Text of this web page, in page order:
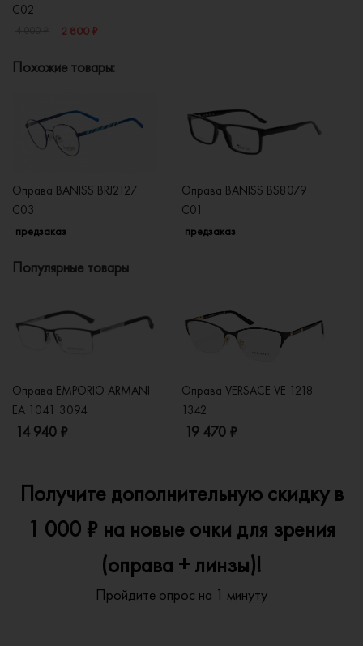
C02
2 800 ₽
Похожие товары:
Оправа BANISS BRJ2127
C03
предзаказ
Оправа BANISS BS8079
C01
предзаказ
Популярные товары
Оправа EMPORIO ARMANI
EA 1041 3094
14 940 ₽
Оправа VERSACE VE 1218
1342
19 470 ₽
Получите дополнительную скидку в
1 000 ₽ на новые очки для зрения
(оправа + линзы)!
Пройдите опрос на 1 минуту